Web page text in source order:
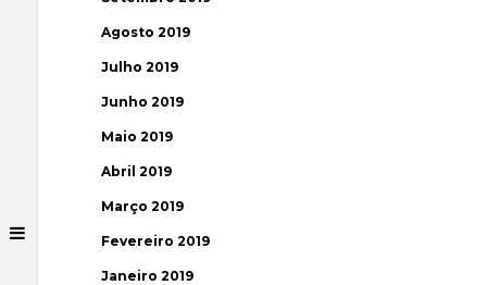
Agosto 2019
Julho 2019
Junho 2019
Maio 2019
Abril 2019
Março 2019
Fevereiro 2019
Janeiro 2019